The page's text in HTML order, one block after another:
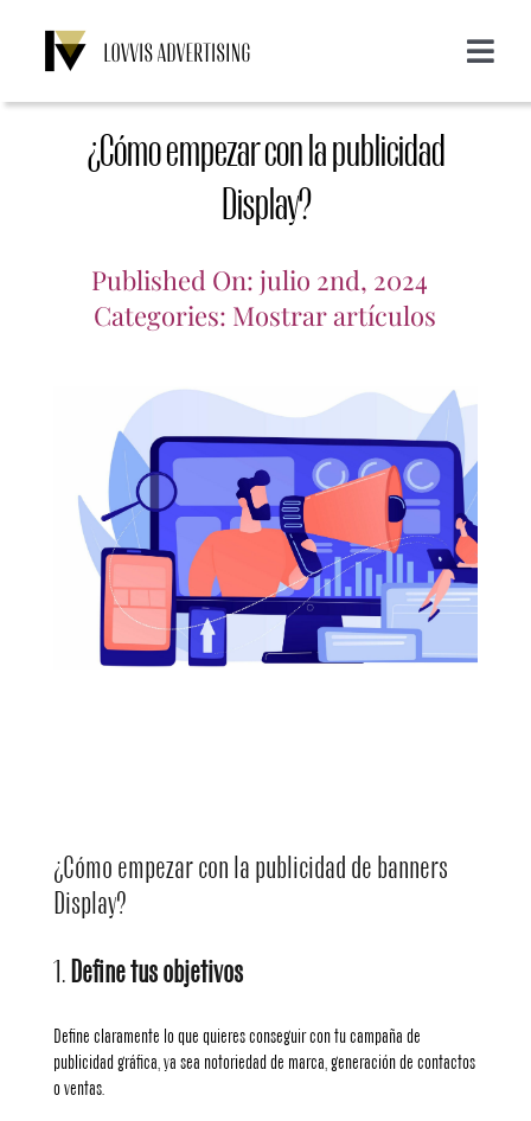
contenido
Toggle
Servicios
Emailing Clientes
Login
CONTACTO
Español
English
¿Cómo empezar con la publicidad
Display?
Published On: julio 2nd, 2024
Categories: Mostrar artículos
¿Cómo empezar con la publicidad de banners
Display?
1. Define tus objetivos
Define claramente lo que quieres conseguir con tu campaña de
publicidad gráfica, ya sea notoriedad de marca, generación de contactos
o ventas.